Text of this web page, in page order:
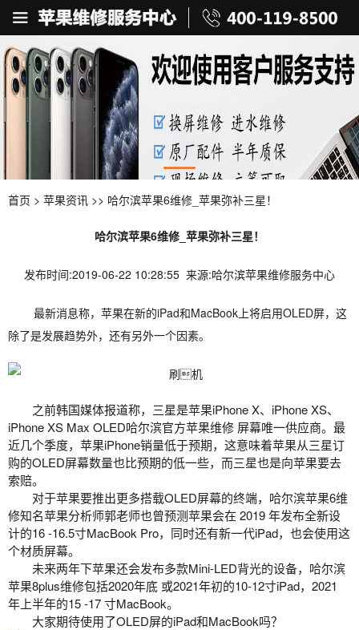
首页 > 苹果资讯 >> 哈尔滨苹果6维修_苹果弥补三星！
哈尔滨苹果6维修_苹果弥补三星！
发布时间:2019-06-22 10:28:55 来源:哈尔滨苹果维修服务中心
最新消息称，苹果在新的iPad和MacBook上将启用OLED屏，这
除了是发展趋势外，还有另外一个因素。
之前韩国媒体报道称，三星是苹果iPhone X、iPhone XS、
iPhone XS Max OLED哈尔滨官方苹果维修 屏幕唯一供应商。最
近几个季度，苹果iPhone销量低于预期，这意味着苹果从三星订
购的OLED屏幕数量也比预期的低一些，而三星也是向苹果要去
索赔。
对于苹果要推出更多搭载OLED屏幕的终端， 哈尔滨苹果6维
修知名苹果分析师郭老师也曾预测苹果会在 2019 年发布全新设
计的16 -16.5寸MacBook Pro，同时还有新一代iPad，也会使用这
个材质屏幕。
未来两年下苹果还会发布多款Mini-LED背光的设备， 哈尔滨
苹果8plus维修包括2020年底 或2021年初的10-12寸iPad，2021
年上半年的15 -17 寸MacBook。
大家期待使用了OLED屏的iPad和MacBook吗？